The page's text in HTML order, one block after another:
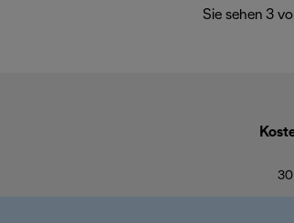
Sie sehen 3
30